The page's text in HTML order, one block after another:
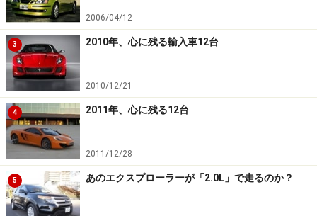
2006/04/12
3 2010年、心に残る輸入車12台
2010/12/21
4 2011年、心に残る12台
2011/12/28
5 あのエクスプローラーが「2.0L」で走るのか？